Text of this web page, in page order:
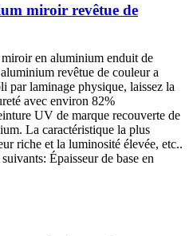
miroir revêtue de
en aluminium enduit de
revêtue de couleur a
par laminage physique, laissez la
avec environ 82%
UV de marque recouverte de
La caractéristique la plus
riche et la luminosité élevée, etc..
Épaisseur de base en